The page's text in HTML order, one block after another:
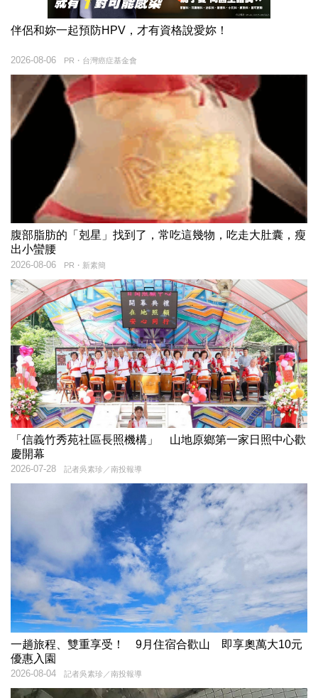
伴侶和妳一起預防HPV，才有資格說愛妳！
PR・台灣癌症基金會
2026-08-06
腹部脂肪的「剋星」找到了，常吃這幾物，吃走大肚囊，瘦
出小蠻腰
PR・新素簡
2026-08-06
「信義竹秀苑社區長照機構」 山地原鄉第一家日照中心歡
慶開幕
記者吳素珍／南投報導
2026-07-28
一趟旅程、雙重享受！ 9月住宿合歡山 即享奧萬大10元
優惠入園
記者吳素珍／南投報導
2026-08-04